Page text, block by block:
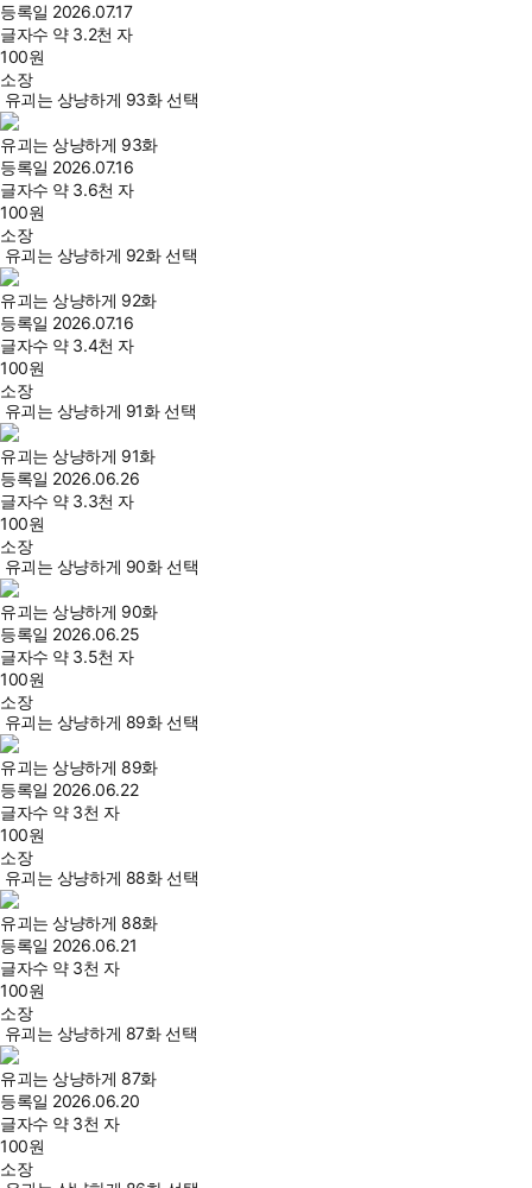
등록일 2026.07.17
글자수 약 3.2천 자
100원
소장
유괴는 상냥하게 93화 선택
유괴는 상냥하게 93화
등록일 2026.07.16
글자수 약 3.6천 자
100원
소장
유괴는 상냥하게 92화 선택
유괴는 상냥하게 92화
등록일 2026.07.16
글자수 약 3.4천 자
100원
소장
유괴는 상냥하게 91화 선택
유괴는 상냥하게 91화
등록일 2026.06.26
글자수 약 3.3천 자
100원
소장
유괴는 상냥하게 90화 선택
유괴는 상냥하게 90화
등록일 2026.06.25
글자수 약 3.5천 자
100원
소장
유괴는 상냥하게 89화 선택
유괴는 상냥하게 89화
등록일 2026.06.22
글자수 약 3천 자
100원
소장
유괴는 상냥하게 88화 선택
유괴는 상냥하게 88화
등록일 2026.06.21
글자수 약 3천 자
100원
소장
유괴는 상냥하게 87화 선택
유괴는 상냥하게 87화
등록일 2026.06.20
글자수 약 3천 자
100원
소장